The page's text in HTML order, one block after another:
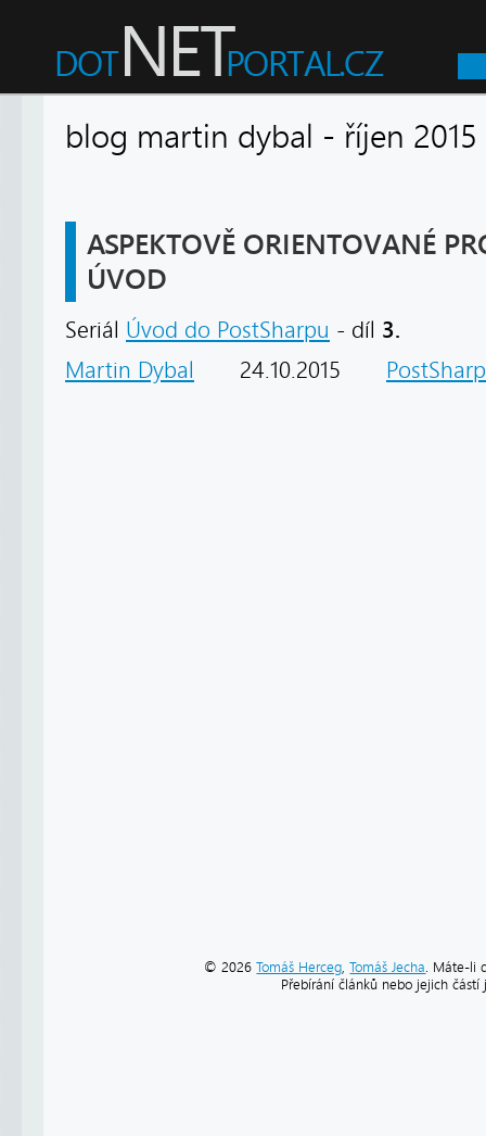
blog martin dybal - říjen
ASPEKTOVĚ ORIENTOVANÉ
ÚVOD
Seriál Úvod do PostSharpu - díl 3.
Martin Dybal 24.10.2015
© 2026Tomáš Herceg ,Tomáš Jecha . Máte-li
Přebírání článků nebo jejich